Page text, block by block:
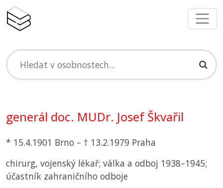
generál doc. MUDr. Josef Škvařil
* 15.4.1901 Brno – † 13.2.1979 Praha
chirurg, vojenský lékař; válka a odboj 1938–1945;
účastník zahraničního odboje